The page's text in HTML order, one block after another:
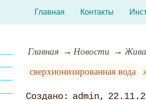
Главная Контакты
Главная Новости
сверхионизированная вода
admin